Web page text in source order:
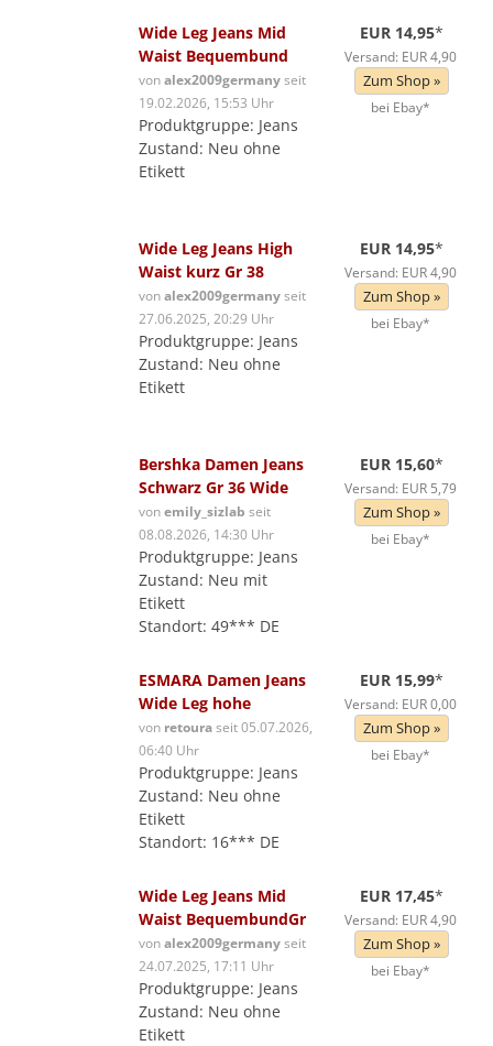
Wide Leg Jeans Mid
Waist Bequembund
vonalex2009germanyseit
19.02.2026, 15:53 Uhr
Produktgruppe: Jeans
Zustand: Neu ohne
Etikett
EUR 14,95*
Versand: EUR 4,90
Zum Shop »
bei Ebay*
Wide Leg Jeans High
Waist kurz Gr 38
vonalex2009germanyseit
27.06.2025, 20:29 Uhr
Produktgruppe: Jeans
Zustand: Neu ohne
Etikett
EUR 14,95*
Versand: EUR 4,90
Zum Shop »
bei Ebay*
Bershka Damen Jeans
Schwarz Gr 36 Wide
vonemily_sizlab seit
08.08.2026, 14:30 Uhr
Produktgruppe: Jeans
Zustand: Neu mit
Etikett
Standort: 49*** DE
EUR 15,60*
Versand: EUR 5,79
Zum Shop »
bei Ebay*
ESMARA Damen Jeans
Wide Leg hohe
von retouraseit 05.07.2026,
06:40 Uhr
Produktgruppe: Jeans
Zustand: Neu ohne
Etikett
Standort: 16*** DE
EUR 15,99*
Versand: EUR 0,00
Zum Shop »
bei Ebay*
Wide Leg Jeans Mid
Waist BequembundGr
vonalex2009germanyseit
24.07.2025, 17:11 Uhr
Produktgruppe: Jeans
Zustand: Neu ohne
Etikett
EUR 17,45*
Versand: EUR 4,90
Zum Shop »
bei Ebay*